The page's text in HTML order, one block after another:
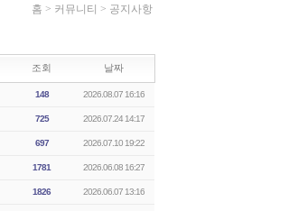
홈 > 커뮤니티 > 공지사항
조회 날짜
148 2026.08.07 16:16
725 2026.07.24 14:17
697 2026.07.10 19:22
1781 2026.06.08 16:27
1826 2026.06.07 13:16